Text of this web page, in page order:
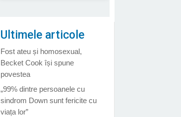
Ultimele articole
Fost ateu și homosexual,
Becket Cook își spune
povestea
„99% dintre persoanele cu
sindrom Down sunt fericite cu
viața lor”